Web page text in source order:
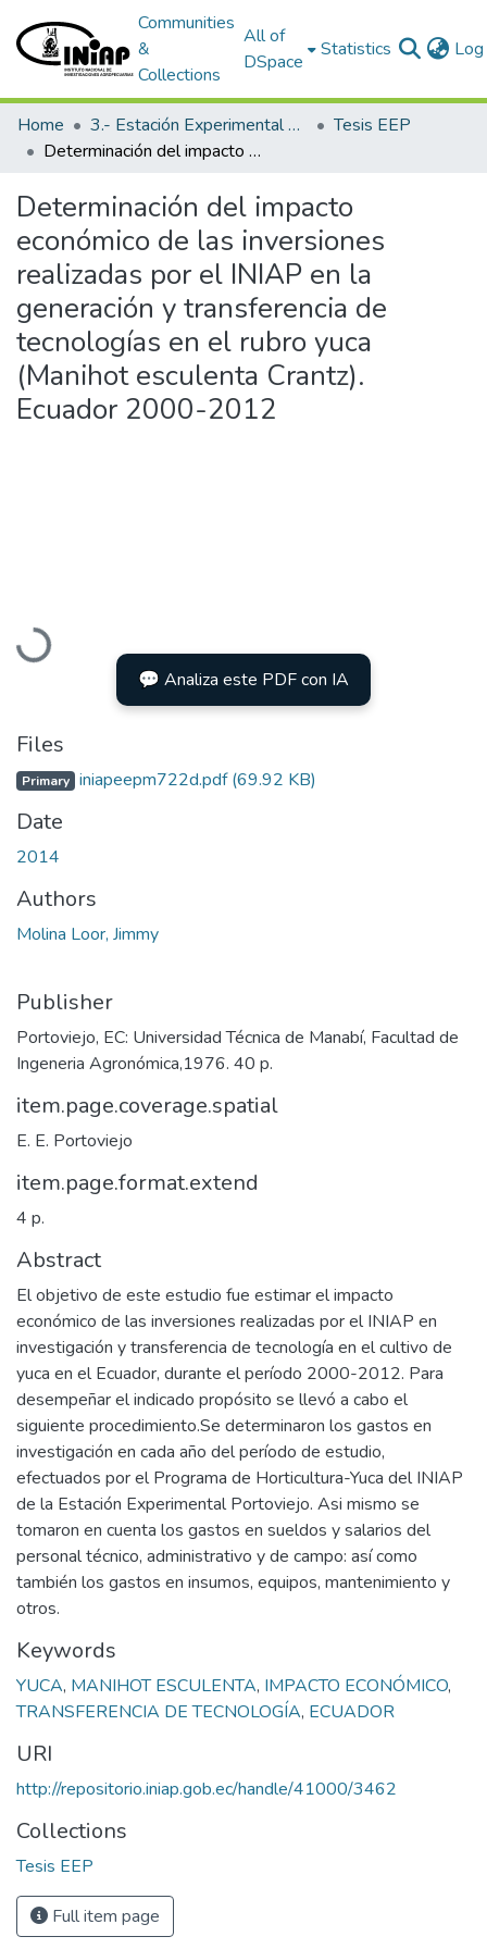
Communities
&
Collections
All of
DSpace
Statistics
Home 3.- Estación Experimental Portoviejo
Tesis EEP
Determinación del impacto económico de las inversiones realizadas por el INIAP en la generación y transferencia de tecnologías en el rubro yuca (Manihot esculenta Crantz). Ecuador 2000-2012
Determinación del impacto
económico de las inversiones
realizadas por el INIAP en la
generación y transferencia de
tecnologías en el rubro yuca
(Manihot esculenta Crantz).
Ecuador 2000-2012
Loading...
💬 Analiza este PDF con IA
Files
Primary iniapeepm722d.pdf(69.92 KB)
Date
2014
Authors
Molina Loor, Jimmy
Publisher
Portoviejo, EC: Universidad Técnica de Manabí, Facultad de
Ingeneria Agronómica,1976. 40 p.
item.page.coverage.spatial
E. E. Portoviejo
item.page.format.extend
4 p.
Abstract
El objetivo de este estudio fue estimar el impacto
económico de las inversiones realizadas por el INIAP en
investigación y transferencia de tecnología en el cultivo de
yuca en el Ecuador, durante el período 2000-2012. Para
desempeñar el indicado propósito se llevó a cabo el
siguiente procedimiento.Se determinaron los gastos en
investigación en cada año del período de estudio,
efectuados por el Programa de Horticultura-Yuca del INIAP
de la Estación Experimental Portoviejo. Asi mismo se
tomaron en cuenta los gastos en sueldos y salarios del
personal técnico, administrativo y de campo: así como
también los gastos en insumos, equipos, mantenimiento y
otros.
Keywords
YUCA, MANIHOT ESCULENTA, IMPACTO ECONÓMICO,
TRANSFERENCIA DE TECNOLOGÍA, ECUADOR
URI
http://repositorio.iniap.gob.ec/handle/41000/3462
Collections
Tesis EEP
Full item page